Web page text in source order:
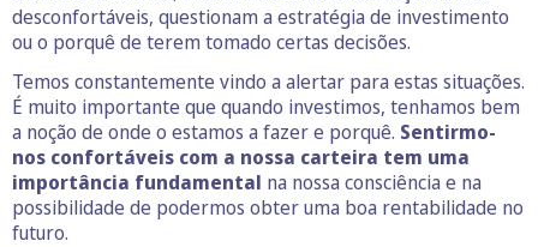
desconfortáveis, questionam a estratégia de investimento
ou o porquê de terem tomado certas decisões.
Temos constantemente vindo a alertar para estas situações.
É muito importante que quando investimos, tenhamos bem
a noção de onde o estamos a fazer e porquê. Sentirmo-
nos confortáveis com a nossa carteira tem uma
importância fundamental na nossa consciência e na
possibilidade de podermos obter uma boa rentabilidade no
futuro.